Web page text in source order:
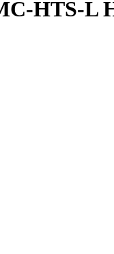
HTS-L